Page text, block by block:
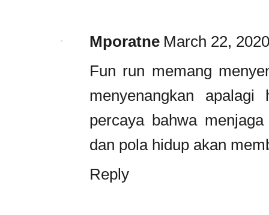
Mporatne March 22,
Fun run memang
menyenangkan
percaya bahwa
dan pola hidup akan
Reply